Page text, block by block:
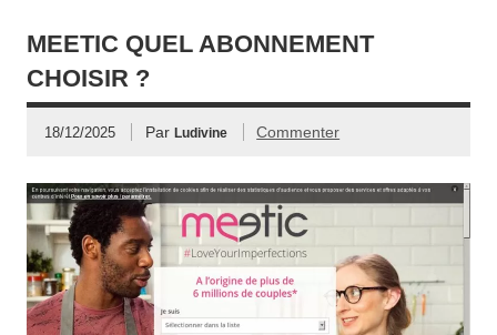
MEETIC QUEL ABONNEMENT
CHOISIR ?
18/12/2025 Par Ludivine Commenter